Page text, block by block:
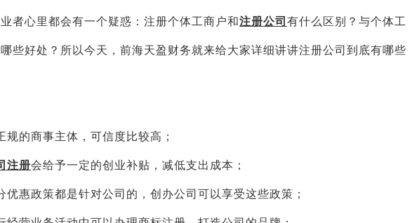
者心里都会有一个疑惑：注册个体工商户和注册公司 有什么区别？与个体工
些好处？所以今天，前海天盈财务就来给大家详细讲讲注册公司到底有哪些
规的商事主体，可信度比较高；
注册会给予一定的创业补贴，减低支出成本；
优惠政策都是针对公司的，创办公司可以享受这些政策；